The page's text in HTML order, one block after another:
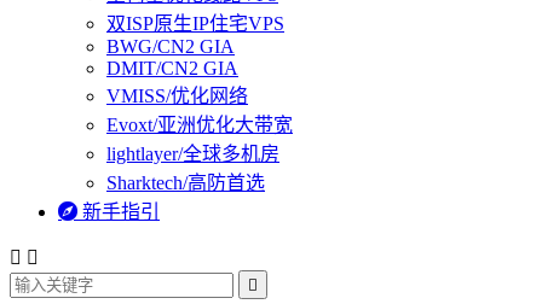
双ISP原生IP住宅VPS
BWG/CN2 GIA
DMIT/CN2 GIA
VMISS/优化网络
Evoxt/亚洲优化大带宽
lightlayer/全球多机房
Sharktech/高防首选
 新手指引
 
